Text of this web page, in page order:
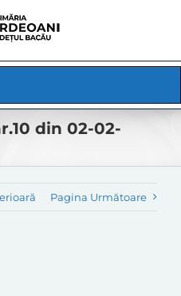
din 02-02-
Pagina Următoare